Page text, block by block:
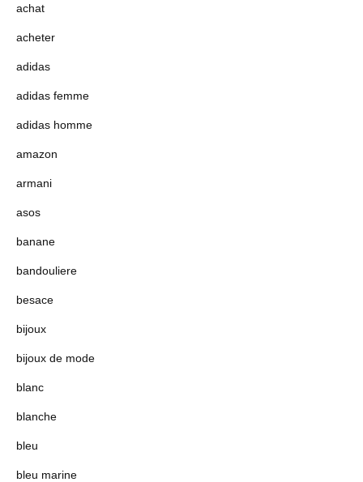
achat
acheter
adidas
adidas femme
adidas homme
amazon
armani
asos
banane
bandouliere
besace
bijoux
bijoux de mode
blanc
blanche
bleu
bleu marine